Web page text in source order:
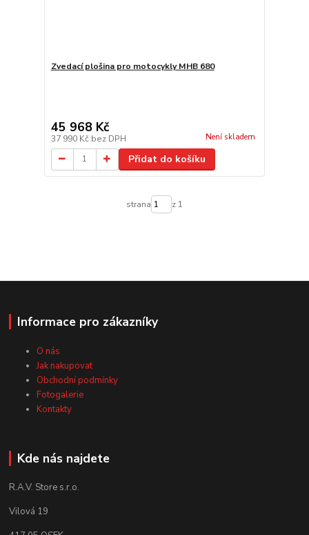
Zvedací plošina pro motocykly MHB 680
45 968 Kč
37 990 Kč bez DPH Není skladem
Přidat do košíku
strana z 1
Informace pro zákazníky
O nás
Jak nakupovat
Obchodní podmínky
Fotogalerie
Kontakty
Kde nás najdete
R.A.V. Store s.r.o.
Vilová 19